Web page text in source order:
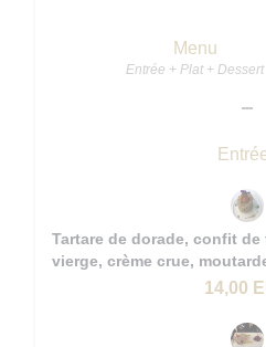
Menu
Entrée + Plat + Dessert
Tartare de dorade, confit
vierge, crème crue,
14,00